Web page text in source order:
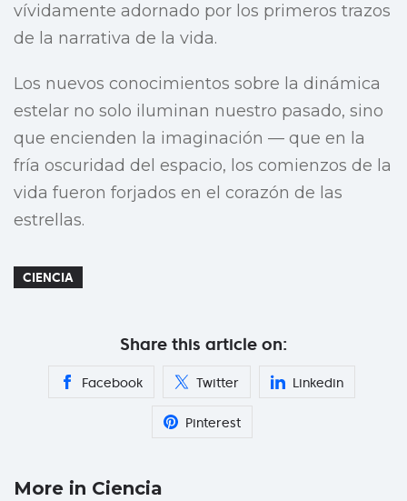
vívidamente adornado por los primeros trazos
de la narrativa de la vida.
Los nuevos conocimientos sobre la dinámica
estelar no solo iluminan nuestro pasado, sino
que encienden la imaginación — que en la
fría oscuridad del espacio, los comienzos de la
vida fueron forjados en el corazón de las
estrellas.
CIENCIA
Share this article on:
Facebook Twitter Linkedin
Pinterest
More in Ciencia